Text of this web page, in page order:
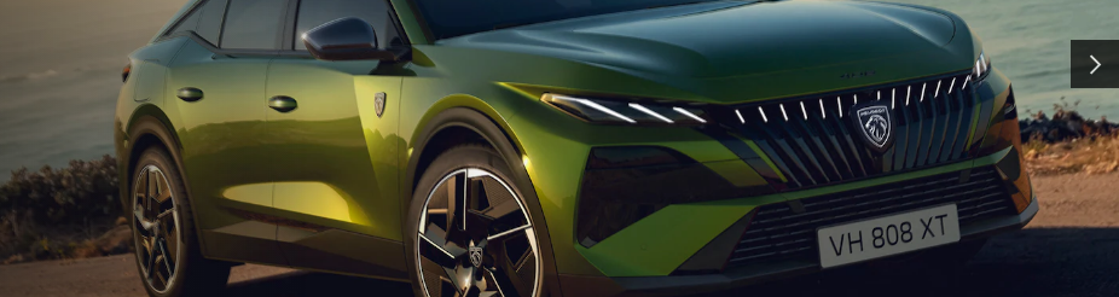
次へ
直感的なドライビング体験
身体とクルマが一体化する革新的なドライブ体験を。プジョ
ー独自設計のi-Cockpitによる直感的で対話するような操作感
覚と上質でしなやかな走りは、他では味わえないドライブフ
ィール“Emotion(エモーション) ＝ 情緒”を生みだします。
妥協のないクオリティ
プジョーのクオリティは、“Excellence(エクセレンス) ＝ 洗
練”を追求するエンジニアリングによって支えられています。
新しいデザインや電動化などの技術は、ハイパーカー
「9X8」の開発やWEC(世界耐久選手権)への参戦によって磨
かれています。